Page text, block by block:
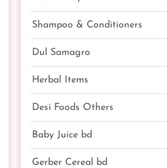
Shampoo & Conditioners
Dul Samagro
Herbal Items
Desi Foods Others
Baby Juice bd
Gerber Cereal bd